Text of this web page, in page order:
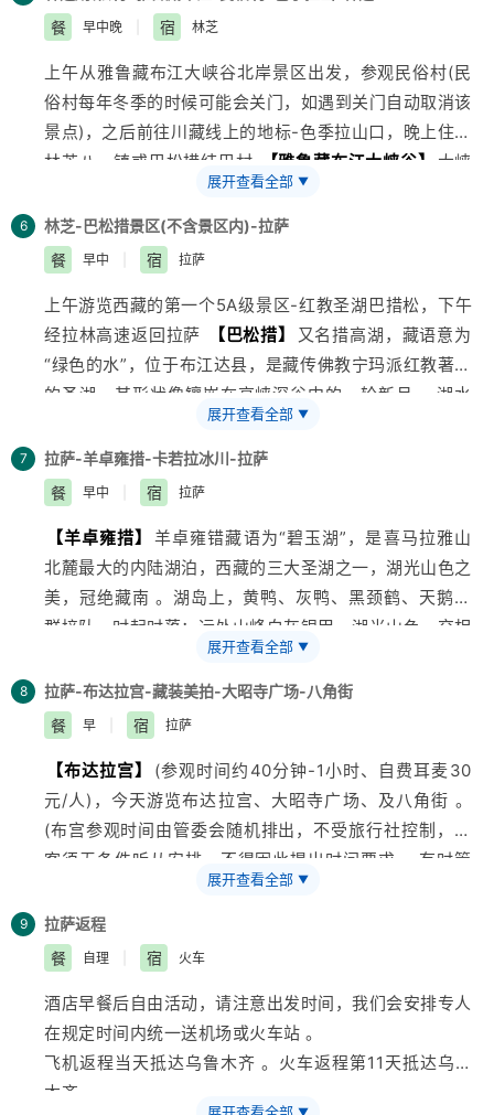
奇峰异石古树参天，落差近200米的瀑布飞流直下雄伟壮
观，山崖天然形成的大佛、女神、观音、喇嘛颂经、神龟
叫天、神鹰献宝、酥油灯，以及“六字真言”等【索松
村】 位于雅江北岸(即大峡谷北岸景区)，走进索松村，体
验世外桃源般的村居生活，听着雅江水的轰鸣，看南迦巴
瓦峰上云卷云舒(须晴日)，留下一段美好的西藏旅行记
况而定) ！
餐
早中晚 宿 林芝
上午从雅鲁藏布江大峡谷北岸景区出发，参观民俗村(民
俗村每年冬季的时候可能会关门，如遇到关门自动取消该
景点)，之后前往川藏线上的地标-色季拉山口，晚上住在
林芝八一镇或巴松措结巴村
【雅鲁藏布江大峡谷】
大峡
谷是青藏高原最具神秘色彩的地区，被评为世界上最深、
最长、海拔最高的的大峡谷，由于高峰和峡谷咫尺为邻，
几千米的强烈地形反差，构成了堪称世界第一的壮丽奇观
。
【色季拉山】色季拉山位于八一镇的东南侧，走川藏线
时，波密到八一路上即会经过，是川藏线上有名的地标
。色季拉山山口海拔4728米，视野开阔，可以远眺到鲁
朗林海和南迦巴瓦峰，是拍照的好地方
【民俗村】
民俗
制品 ！由旅行社根据实际行程安排 ！(备注：冬季期间民
俗村将会关闭，则自动取消该项目，不退费) 温馨提示：
！
展开查看全部 ▼
6 林芝-巴松措景区(不含景区内)-拉萨
餐
早中 宿 拉萨
上午游览西藏的第一个5A级景区-红教圣湖巴措松，下午
经拉林高速返回拉萨
【巴松措】
又名措高湖，藏语意为
“绿色的水”，位于布江达县，是藏传佛教宁玛派红教著名
的圣湖、其形状像镶嵌在高峡深谷中的一轮新月 。湖水
清澈见底，四周雪山和原始森林倒映其中 。湖心扎西岛
上有错宗工巴寺，是西藏有名的红教宁玛派寺庙 。建于
唐代末年 。岛上的礁石均雕刻成了别致的动物形象以及
佛像 。错宗工巴寺土木结构，上下两层，殿供强巴佛、
千手观音及金童玉女等 。
展开查看全部 ▼
7
拉萨-羊卓雍措-卡若拉冰川-拉萨
餐
早中 宿 拉萨
【羊卓雍措】
羊卓雍错藏语为“碧玉湖”，是喜马拉雅山
北麓最大的内陆湖泊， 西藏的三大圣湖之一，湖光山色之
美，冠绝藏南 。湖岛上，黄鸭、灰鸭、黑颈鹤、天鹅成
群接队，时起时落；远处山峰白灰银甲，湖光山色，交相
辉映 。难怪生活在湖边的人们，用“天上的仙境，人间的
羊卓；天上的繁星，湖畔的羊群”来赞美她 。湛蓝的湖水
与远方的雪山连为一体，加上两岸各色的山脉、极具特色
的藏民族村落、遍地的牛羊，一路走来，心旷神怡 。
【卡若拉冰川】西藏三大大陆型冰川之一，冰舌延伸至
海拔5400米的公路旁，幽蓝冰壁巍峨如巨幕 。因电影
《红河谷》取景闻名，亦是全球气候变化的无声见证 。
特别提示：
要对着他们及藏獒犬拍照，否则会收取费用
当日行程有时可能会先去氧气服务中心，客人根据自身的
待请周知 ！
展开查看全部 ▼
8
拉萨-布达拉宫-藏装美拍-大昭寺广场-八角街
餐
早 宿 拉萨
【布达拉宫】
(参观时间约40分钟-1小时、自费耳麦30
元/人)，今天游览布达拉宫、大昭寺广场、及八角街 。
(布宫参观时间由管委会随机排出，不受旅行社控制，游
客须无条件听从安排，不得因此提出时间要求 。有时管
委会要求提前一天客人凭身份证原件取票，往返交通费须
自理，还望理解并配合)上午参观世界
宫堡式建筑布达拉宫始建于公元7世纪的吐蕃王朝时朝，
年轻的吐蕃王朝开创者松赞干布统一周边部落，迁都拉萨
城，建立了宏伟的布达拉宫原型 。五世喇嘛在布达拉宫
原有的旧址上重新修建了现在的布达拉宫白宫和几十年之
后由摄政王桑结嘉措修建了现在的红宫，并把旧西藏的政
治中心搬到此处，让这座宫殿再次成为西藏的政治权力中
展开查看全部 ▼
9
拉萨返程
餐
自理 宿 火车
酒店早餐后自由活动，请注意出发时间，我们会安排专人
在规定时间内统一送机场或火车站 。
飞机返程当天抵达乌鲁木齐 。火车返程第11天抵达乌鲁
木齐
▼